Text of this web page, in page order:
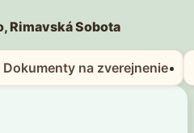
Rimavská Sobota
Dokumenty na zverejnenie